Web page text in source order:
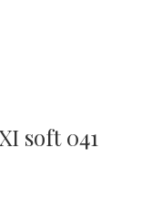
soft 041